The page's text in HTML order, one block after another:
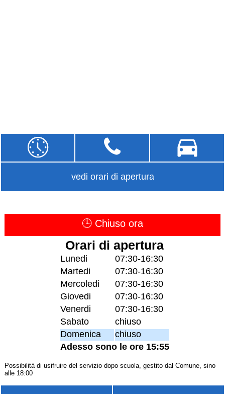
vedi orari di apertura
🕒 Chiuso ora
Orari di apertura
Lunedi
07:30-16:30
Martedi
07:30-16:30
Mercoledi
07:30-16:30
Giovedi
07:30-16:30
Venerdi
07:30-16:30
Sabato
chiuso
Domenica
chiuso
Adesso sono le ore 15:55
Possibilità di usifruire del servizio dopo scuola, gestito dal Comune, sino
alle 18:00